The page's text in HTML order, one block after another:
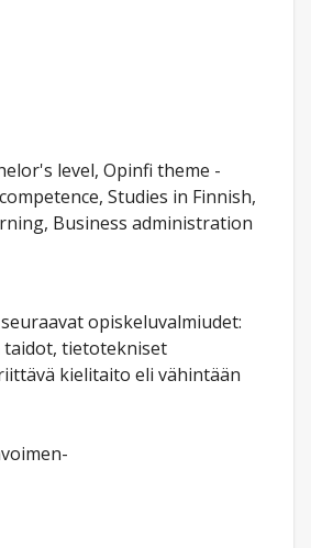
level, Opinfi theme -
Studies in Finnish,
Business administration
opiskeluvalmiudet:
taidot, tietotekniset
kielitaito eli vähintään